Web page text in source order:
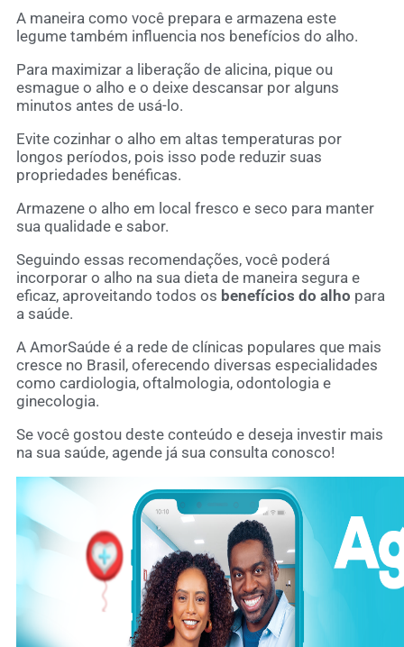
A maneira como você prepara e armazena este
legume também influencia nos benefícios do alho.
Para maximizar a liberação de alicina, pique ou
esmague o alho e o deixe descansar por alguns
minutos antes de usá-lo.
Evite cozinhar o alho em altas temperaturas por
longos períodos, pois isso pode reduzir suas
propriedades benéficas.
Armazene o alho em local fresco e seco para manter
sua qualidade e sabor.
Seguindo essas recomendações, você poderá
incorporar o alho na sua dieta de maneira segura e
eficaz, aproveitando todos os benefícios do alho para
a saúde.
A AmorSaúde é a rede de clínicas populares que mais
cresce no Brasil, oferecendo diversas especialidades
como cardiologia, oftalmologia, odontologia e
ginecologia.
Se você gostou deste conteúdo e deseja investir mais
na sua saúde, agende já sua consulta conosco!